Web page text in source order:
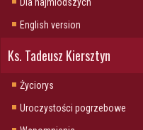
English version
Ks. Tadeusz Kiersztyn
Życiorys
Uroczystości pogrzebowe